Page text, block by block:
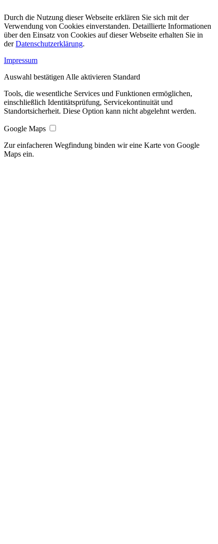
Durch die Nutzung dieser Webseite erklären Sie sich mit der
Verwendung von Cookies einverstanden. Detaillierte Informationen
über den Einsatz von Cookies auf dieser Webseite erhalten Sie in
derDatenschutzerklärung.
Impressum
Auswahl bestätigen Alle aktivieren Standard
Tools, die wesentliche Services und Funktionen ermöglichen,
einschließlich Identitätsprüfung, Servicekontinuität und
Standortsicherheit. Diese Option kann nicht abgelehnt werden.
Google Maps
Zur einfacheren Wegfindung binden wir eine Karte von Google
Maps ein.